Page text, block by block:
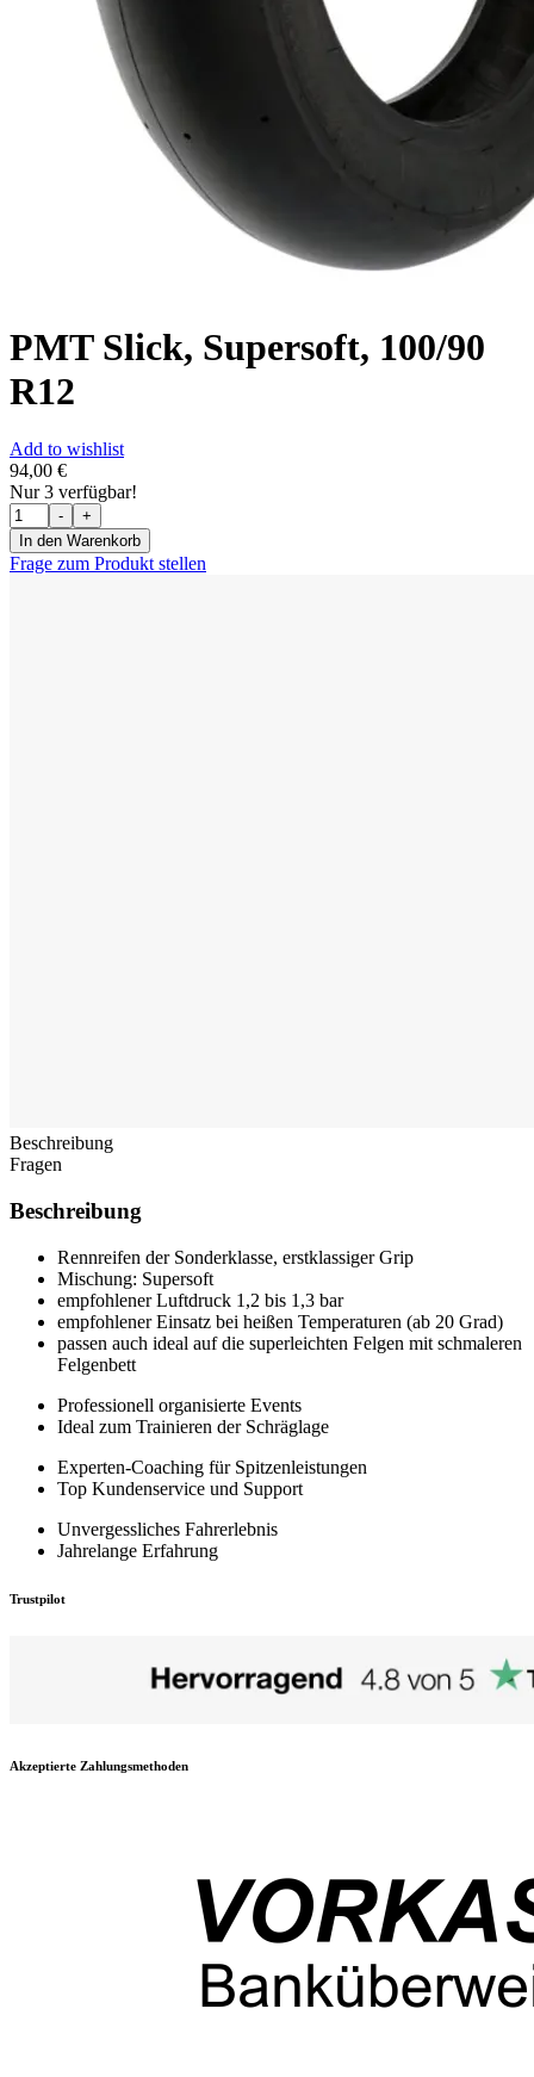
PMT Slick, Supersoft, 100/90
R12
Add to wishlist
94,00 €
Nur3 verfügbar!
Menge-
+
In den Warenkorb
Frage zum Produkt stellen
Beschreibung
Fragen
Beschreibung
Rennreifen der Sonderklasse, erstklassiger Grip
Mischung: Supersoft
empfohlener Luftdruck 1,2 bis 1,3 bar
empfohlener Einsatz bei heißen Temperaturen (ab 20 Grad)
passen auch ideal auf die superleichten Felgen mit schmaleren
Felgenbett
Professionell organisierte Events
Ideal zum Trainieren der Schräglage
Experten-Coaching für Spitzenleistungen
Top Kundenservice und Support
Unvergessliches Fahrerlebnis
Jahrelange Erfahrung
Trustpilot
Akzeptierte Zahlungsmethoden